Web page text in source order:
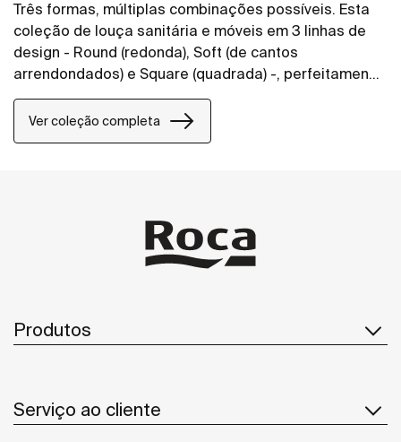
Três formas, múltiplas combinações possíveis. Esta
coleção de louça sanitária e móveis em 3 linhas de
design - Round (redonda), Soft (de cantos
arrendondados) e Square (quadrada) -, perfeitamente
combináveis entre si, permite dar vida aos espaços
de banho de todos os estilos.
Ver coleção completa
Produtos
Serviço ao cliente